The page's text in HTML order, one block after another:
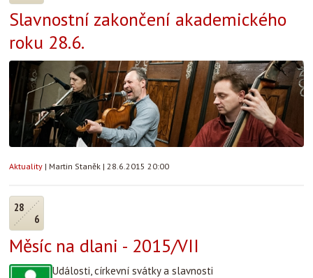
Slavnostní zakončení akademického
roku 28.6.
Aktuality | Martin Staněk | 28.6.2015 20:00
28
6
Měsíc na dlani - 2015/VII
Události, církevní svátky a slavnosti